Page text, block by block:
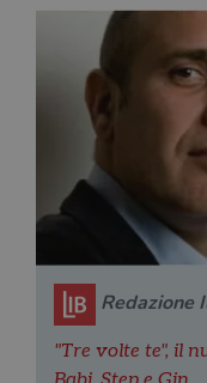
Redazione
"Tre volte te", il